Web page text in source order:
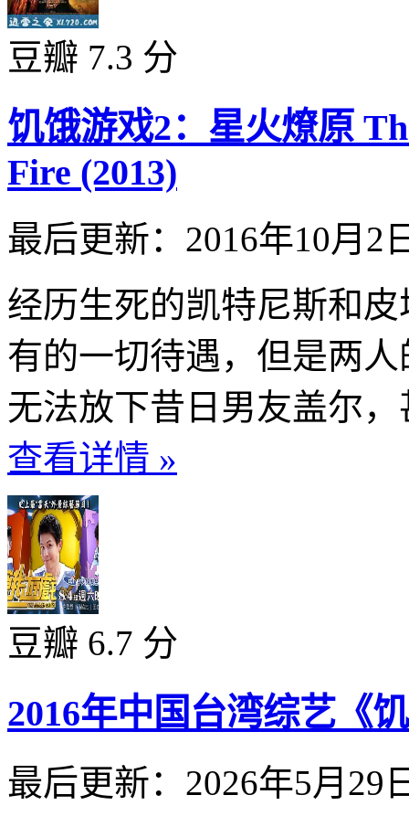
豆瓣 7.3 分
饥饿游戏2：星火燎原
Fire (2013)
最后更新：2016年10月2
经历生死的凯特尼斯和
有的一切待遇，但是两
无法放下昔日男友盖尔
查看详情 »
豆瓣 6.7 分
2016年中国台湾综艺《
最后更新：2026年5月29